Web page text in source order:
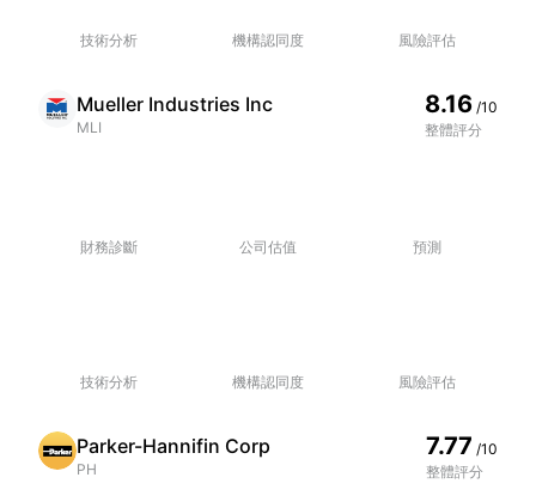
技術分析 機構認同度 風險評估
Mueller Industries Inc
MLI
8.16 /10
整體評分
財務診斷 公司估值 預測
技術分析 機構認同度 風險評估
Parker-Hannifin Corp
PH
7.77 /10
整體評分